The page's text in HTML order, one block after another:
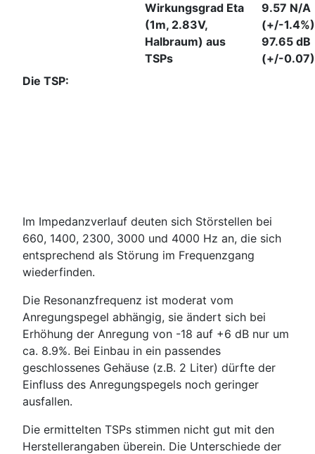
Wirkungsgrad Eta
(1m, 2.83V,
Halbraum) aus
TSPs
9.57 N/A
(+/-1.4%)
97.65 dB
(+/-0.07)
Die TSP:
Im Impedanzverlauf deuten sich Störstellen bei
660, 1400, 2300, 3000 und 4000 Hz an, die sich
entsprechend als Störung im Frequenzgang
wiederfinden.
Die Resonanzfrequenz ist moderat vom
Anregungspegel abhängig, sie ändert sich bei
Erhöhung der Anregung von -18 auf +6 dB nur um
ca. 8.9%. Bei Einbau in ein passendes
geschlossenes Gehäuse (z.B. 2 Liter) dürfte der
Einfluss des Anregungspegels noch geringer
ausfallen.
Die ermittelten TSPs stimmen nicht gut mit den
Herstellerangaben überein. Die Unterschiede der